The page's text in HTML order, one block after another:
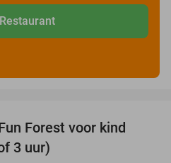
Forest voor kind
3 uur)